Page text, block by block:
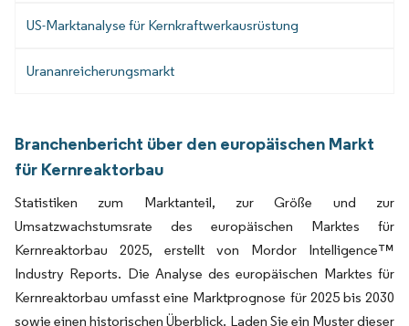
US-Marktanalyse für Kernkraftwerkausrüstung
Urananreicherungsmarkt
Branchenbericht über den europäischen Markt
für Kernreaktorbau
Statistiken zum Marktanteil, zur Größe und zur
Umsatzwachstumsrate des europäischen Marktes für
Kernreaktorbau 2025, erstellt von Mordor Intelligence™
Industry Reports. Die Analyse des europäischen Marktes für
Kernreaktorbau umfasst eine Marktprognose für 2025 bis 2030
sowie einen historischen Überblick. Laden Sie ein Muster dieser